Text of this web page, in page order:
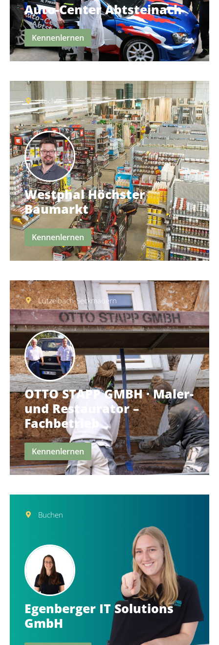
Auto-Center Abtsteinach
Kennenlernen
Höchst
Westphal Höchster
Baumarkt
Kennenlernen
Lützelbach-Seckmauern
OTTO STAPP GMBH · Maler-
und Restaurator –
Fachbetrieb
Kennenlernen
Buchen
Egenberger IT Solutions
GmbH